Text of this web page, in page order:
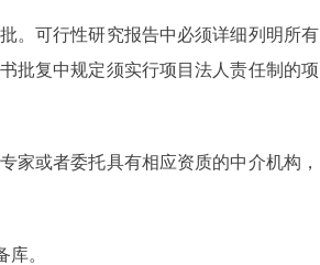
可行性研究报告中必须详细列明所有
批复中规定须实行项目法人责任制的项
或者委托具有相应资质的中介机构，
。